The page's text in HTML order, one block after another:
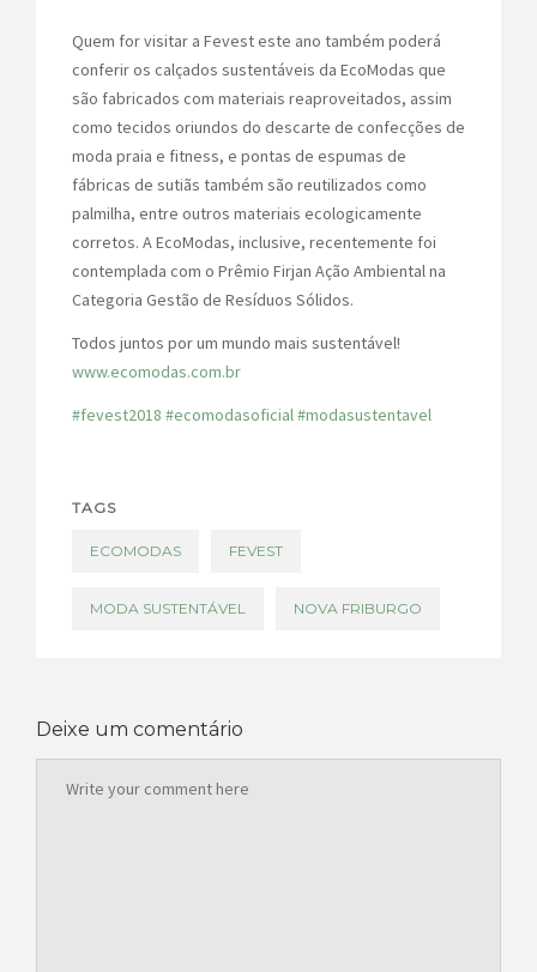
Quem for visitar a Fevest este ano também poderá
conferir os calçados sustentáveis da EcoModas que
são fabricados com materiais reaproveitados, assim
como tecidos oriundos do descarte de confecções de
moda praia e fitness, e pontas de espumas de
fábricas de sutiãs também são reutilizados como
palmilha, entre outros materiais ecologicamente
corretos. A EcoModas, inclusive, recentemente foi
contemplada com o Prêmio Firjan Ação Ambiental na
Categoria Gestão de Resíduos Sólidos.
Todos juntos por um mundo mais sustentável!
www.ecomodas.com.br
#fevest2018 #ecomodasoficial#modasustentavel
TAGS
ECOMODAS FEVEST
MODA SUSTENTÁVEL NOVA FRIBURGO
Deixe um comentário